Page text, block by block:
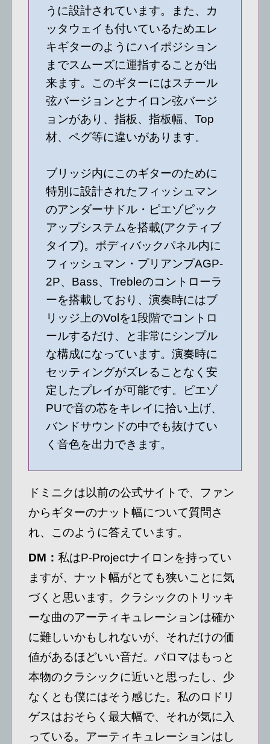
うに設計されています。また、カ
ッタウェイも付いているためエレ
キギターのようにハイポジション
までスムーズに運指することが出
来ます。このギターにはスチール
弦バージョンとナイロン弦バージ
ョンがあり、指板、指板幅、Top
材、ペグ等に違いがあります。
ブリッジ内にこのギターのために
特別に設計されたフィッシュマン
のアンダーサドル・ピエゾピック
アップシステムを搭載(アクティブ
タイプ)。ボディバックパネル内に
フィッシュマン・プリアンプAGP-
2P、Bass、Trebleのコントローラ
ーを搭載しており、演奏時にはブ
リッジ上のVolを1段階でコントロ
ールするだけ、と非常にシンプル
な構成になっています。演奏時に
セッティングがズレることなく安
定したプレイが可能です。ピエゾ
PUで音の芯をキレイに拾い上げ、
バンドサウンドの中でも抜けてい
く音色を出力できます。
ドミニクは以前の公式サイトで、ファン
からギターのナット幅について質問さ
れ、このように答えています。
DM：私はP-Projectナイロンを持ってい
ますが、ナット幅がとても狭いことに気
づくと思います。クラシックのトリッキ
ーな曲のアーティキュレーションは確か
に難しいかもしれないが、それだけの価
値があるほどいい音だ。パロマはもっと
本物のクラシックに近いと思ったし、少
なくとも僕にはそう感じた。私のロドリ
ゲスはおそらく最大幅で、それが気に入
っている。アーティキュレーションはし